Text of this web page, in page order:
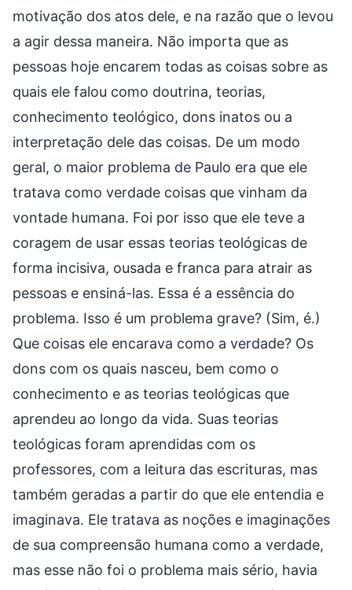
motivação dos atos dele, e na razão que o levou
a agir dessa maneira. Não importa que as
pessoas hoje encarem todas as coisas sobre as
quais ele falou como doutrina, teorias,
conhecimento teológico, dons inatos ou a
interpretação dele das coisas. De um modo
geral, o maior problema de Paulo era que ele
tratava como verdade coisas que vinham da
vontade humana. Foi por isso que ele teve a
coragem de usar essas teorias teológicas de
forma incisiva, ousada e franca para atrair as
pessoas e ensiná-las. Essa é a essência do
problema. Isso é um problema grave? (Sim, é.)
Que coisas ele encarava como a verdade? Os
dons com os quais nasceu, bem como o
conhecimento e as teorias teológicas que
aprendeu ao longo da vida. Suas teorias
teológicas foram aprendidas com os
professores, com a leitura das escrituras, mas
também geradas a partir do que ele entendia e
imaginava. Ele tratava as noções e imaginações
de sua compreensão humana como a verdade,
mas esse não foi o problema mais sério, havia